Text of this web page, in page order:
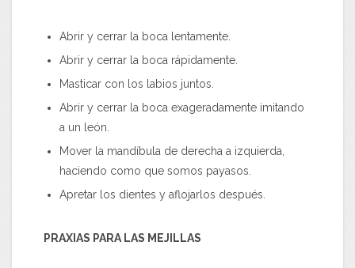
Abrir y cerrar la boca lentamente.
Abrir y cerrar la boca rápidamente.
Masticar con los labios juntos.
Abrir y cerrar la boca exageradamente imitando
a un león.
Mover la mandíbula de derecha a izquierda,
haciendo como que somos payasos.
Apretar los dientes y aflojarlos después.
PRAXIAS PARA LAS MEJILLAS